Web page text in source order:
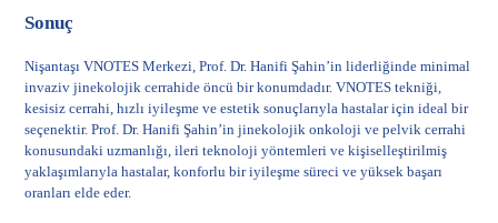
Sonuç
Nişantaşı VNOTES Merkezi, Prof. Dr. Hanifi Şahin’in liderliğinde minimal
invaziv jinekolojik cerrahide öncü bir konumdadır. VNOTES tekniği,
kesisiz cerrahi, hızlı iyileşme ve estetik sonuçlarıyla hastalar için ideal bir
seçenektir. Prof. Dr. Hanifi Şahin’in jinekolojik onkoloji ve pelvik cerrahi
konusundaki uzmanlığı, ileri teknoloji yöntemleri ve kişiselleştirilmiş
yaklaşımlarıyla hastalar, konforlu bir iyileşme süreci ve yüksek başarı
oranları elde eder.